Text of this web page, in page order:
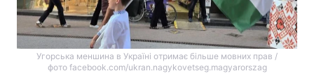
Угорська меншина в Україні отримає більше мовних прав /
фото facebook.com/ukran.nagykovetseg.magyarorszag